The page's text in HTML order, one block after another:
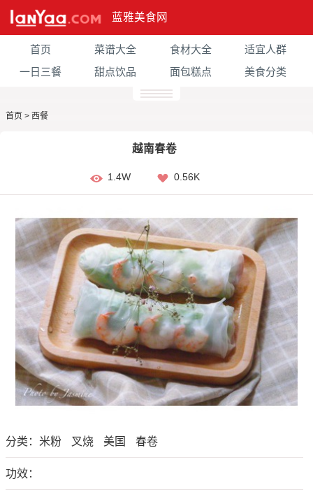
蓝雅美食网
首页 菜谱大全 食材大全
适宜人群
一日三餐
甜点饮品 面包糕点 美食分类
首页 > 西餐
越南春卷
1.4W 0.56K
分类： 米粉 叉烧 美国 春卷
功效：